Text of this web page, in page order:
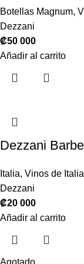
Botellas Magnum,
Dezzani
₡50 000
Añadir al carrito
Dezzani
Italia, Vinos de Italia
Dezzani
₡20 000
Añadir al carrito
Agotado